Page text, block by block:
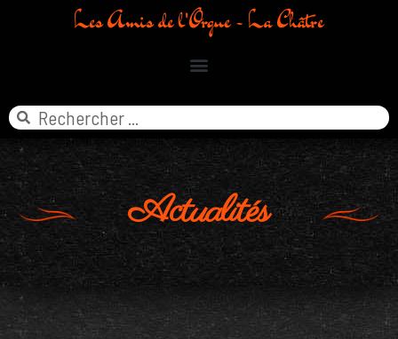
Les Amis de l'Orgue - La Châtre
Actualités